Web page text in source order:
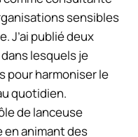
sensibles
J’ai publié deux
lesquels je
pour harmoniser le
quotidien.
de lanceuse
en animant des